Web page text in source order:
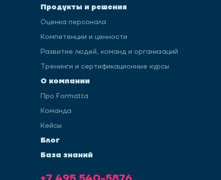
Продукты и решения
Оценка персонала
Компетенции и ценности
Развитие людей, команд и организаций
Тренинги и сертификационные курсы
О компании
Про Formatta
Команда
Кейсы
Блог
База знаний